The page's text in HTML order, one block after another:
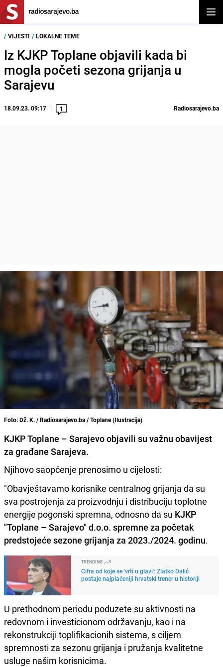
/ VIJESTI / LOKALNE TEME
Iz KJKP Toplane objavili kada bi
mogla početi sezona grijanja u
Sarajevu
18.09.23. 09:17 1 Radiosarajevo.ba
Foto: Dž. K. / Radiosarajevo.ba / Toplane (Ilustracija)
KJKP Toplane – Sarajevo objavili su važnu obavijest
za građane Sarajeva.
Njihovo saopćenje prenosimo u cijelosti:
"Obavještavamo korisnike centralnog grijanja da su
sva postrojenja za proizvodnju i distribuciju toplotne
energije pogonski spremna, odnosno da su KJKP
"Toplane – Sarajevo" d.o.o. spremne za početak
predstojeće sezone grijanja za 2023./2024. godinu.
TRENDING
Cifra od koje se 'vrti u glavi': Zlatko Dalić
postaje najplaćeniji hrvatski trener u historiji
U prethodnom periodu poduzete su aktivnosti na
redovnom i investicionom održavanju, kao i na
rekonstrukciji toplifikacionih sistema, s ciljem
spremnosti za sezonu grijanja i pružanja kvalitetne
usluge našim korisnicima.